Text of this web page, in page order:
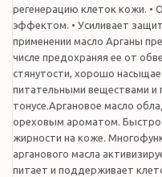
регенерацию клеток кожи. •
эффектом. • Усиливает
применении масло Арганы
числе предохраняя ее от
стянутости, хорошо
питательными веществами и
тонусе.Аргановое масло
ореховым ароматом. Быстро
жирности на коже.
арганового масла
питает и поддерживает